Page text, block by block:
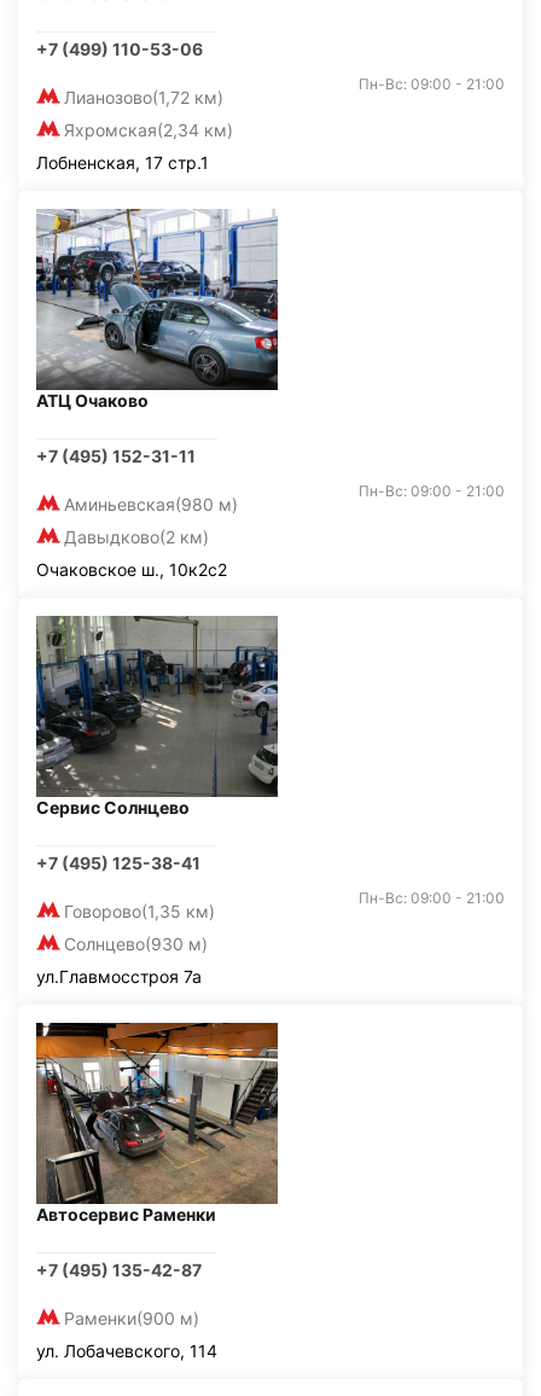
+7 (499) 110-53-06
Лианозово(1,72 км)
Яхромская(2,34 км)
Пн-Вс: 09:00 - 21:00
Лобненская, 17 стр.1
АТЦ Очаково
+7 (495) 152-31-11
Аминьевская(980 м)
Давыдково(2 км)
Пн-Вс: 09:00 - 21:00
Очаковское ш., 10к2с2
Сервис Солнцево
+7 (495) 125-38-41
Говорово(1,35 км)
Солнцево(930 м)
Пн-Вс: 09:00 - 21:00
ул.Главмосстроя 7а
Автосервис Раменки
+7 (495) 135-42-87
Раменки(900 м)
ул. Лобачевского, 114